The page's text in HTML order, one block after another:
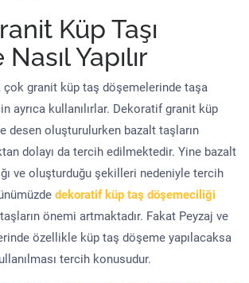
Küp Taşı
Yapılır
granit küp taş döşemelerinde taşa
ayrıca kullanılırlar. Dekoratif granit küp
desen oluşturulurken bazalt taşların
dolayı da tercih edilmektedir. Yine bazalt
ve oluşturduğu şekilleri nedeniyle tercih
dekoratif küp taş döşemeciliği
önemi artmaktadır. Fakat Peyzaj ve
özellikle küp taş döşeme yapılacaksa
tercih konusudur.